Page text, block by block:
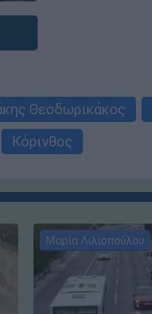
Θεοδωρικάκος
Κόρινθος
Μαρία Λιλιοπούλου